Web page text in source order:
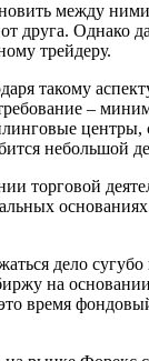
между
друга. Однако
трейдеру.
такому
–
небольшой
торговой
дело
на
время